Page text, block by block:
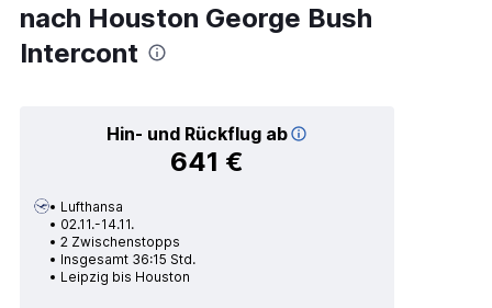
nach Houston George Bush
Intercont
Hin- und Rückflug ab
641 €
Lufthansa
02.11.-14.11.
2 Zwischenstopps
Insgesamt 36:15 Std.
Leipzig bis Houston